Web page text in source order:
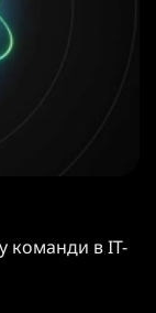
команди в IT-